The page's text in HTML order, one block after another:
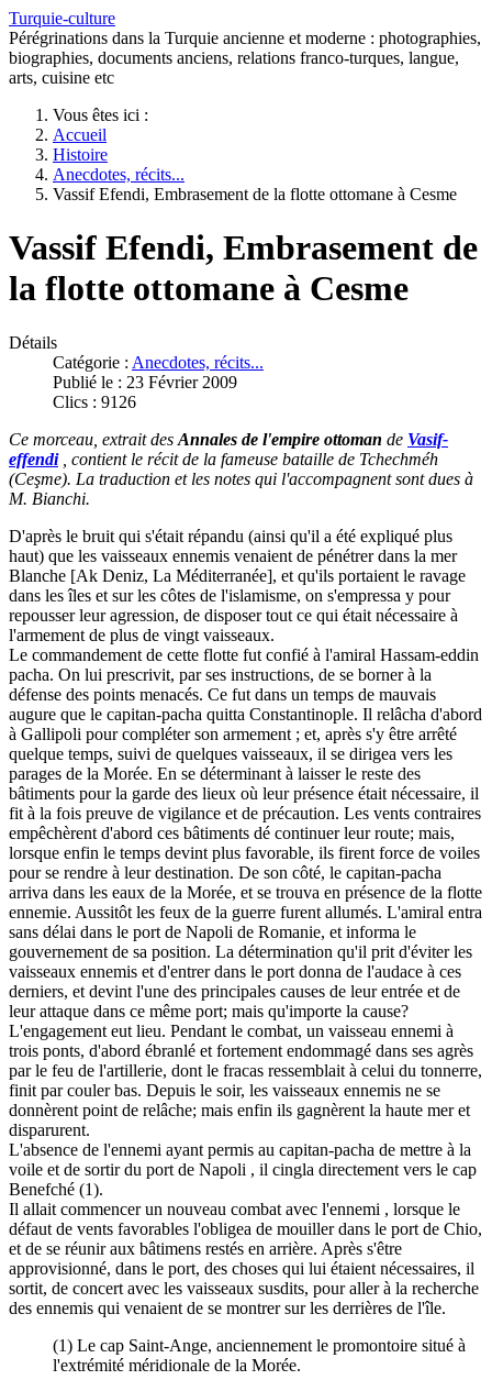
Turquie-culture
Pérégrinations dans la Turquie ancienne et moderne : photographies,
biographies, documents anciens, relations franco-turques, langue,
arts, cuisine etc
Vous êtes ici :
Accueil
Histoire
Anecdotes, récits...
Vassif Efendi, Embrasement de la flotte ottomane à Cesme
Vassif Efendi, Embrasement de
la flotte ottomane à Cesme
Détails
Catégorie : Anecdotes, récits...
Publié le : 23 Février 2009
Clics : 9126
Ce morceau, extrait des Annales de l'empire ottoman de Vasif-
effendi, contient le récit de la fameuse bataille de Tchechméh
(Ceşme). La traduction et les notes qui l'accompagnent sont dues à
M. Bianchi.
D'après le bruit qui s'était répandu (ainsi qu'il a été expliqué plus
haut) que les vaisseaux ennemis venaient de pénétrer dans la mer
Blanche [Ak Deniz, La Méditerranée], et qu'ils portaient le ravage
dans les îles et sur les côtes de l'islamisme, on s'empressa y pour
repousser leur agression, de disposer tout ce qui était nécessaire à
l'armement de plus de vingt vaisseaux.
Le commandement de cette flotte fut confié à l'amiral Hassam-eddin
pacha. On lui prescrivit, par ses instructions, de se borner à la
défense des points menacés. Ce fut dans un temps de mauvais
augure que le capitan-pacha quitta Constantinople. Il relâcha d'abord
à Gallipoli pour compléter son armement ; et, après s'y être arrêté
quelque temps, suivi de quelques vaisseaux, il se dirigea vers les
parages de la Morée. En se déterminant à laisser le reste des
bâtiments pour la garde des lieux où leur présence était nécessaire, il
fit à la fois preuve de vigilance et de précaution. Les vents contraires
empêchèrent d'abord ces bâtiments dé continuer leur route; mais,
lorsque enfin le temps devint plus favorable, ils firent force de voiles
pour se rendre à leur destination. De son côté, le capitan-pacha
arriva dans les eaux de la Morée, et se trouva en présence de la flotte
ennemie. Aussitôt les feux de la guerre furent allumés. L'amiral entra
sans délai dans le port de Napoli de Romanie, et informa le
gouvernement de sa position. La détermination qu'il prit d'éviter les
vaisseaux ennemis et d'entrer dans le port donna de l'audace à ces
derniers, et devint l'une des principales causes de leur entrée et de
leur attaque dans ce même port; mais qu'importe la cause?
L'engagement eut lieu. Pendant le combat, un vaisseau ennemi à
trois ponts, d'abord ébranlé et fortement endommagé dans ses agrès
par le feu de l'artillerie, dont le fracas ressemblait à celui du tonnerre,
finit par couler bas. Depuis le soir, les vaisseaux ennemis ne se
donnèrent point de relâche; mais enfin ils gagnèrent la haute mer et
disparurent.
L'absence de l'ennemi ayant permis au capitan-pacha de mettre à la
voile et de sortir du port de Napoli , il cingla directement vers le cap
Benefché (1).
Il allait commencer un nouveau combat avec l'ennemi , lorsque le
défaut de vents favorables l'obligea de mouiller dans le port de Chio,
et de se réunir aux bâtimens restés en arrière. Après s'être
approvisionné, dans le port, des choses qui lui étaient nécessaires, il
sortit, de concert avec les vaisseaux susdits, pour aller à la recherche
des ennemis qui venaient de se montrer sur les derrières de l'île.
(1) Le cap Saint-Ange, anciennement le promontoire situé à
l'extrémité méridionale de la Morée.